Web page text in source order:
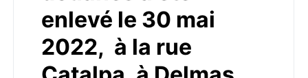
enlevé le 30 mai
2022, à la rue